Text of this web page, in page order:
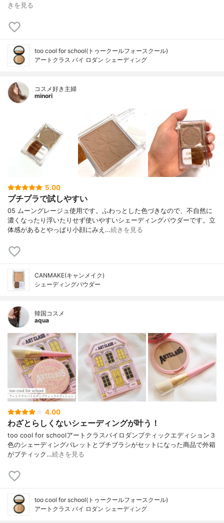
きを見る
too cool for school(トゥークールフォースクール)
アートクラス バイ ロダン シェーディング
コスメ好き主婦
minori
5.00
プチプラで試しやすい
05 ムーングレージュ使用です。ふわっとした色づきなので、不自然に
濃くなったり浮いたりせず使いやすいシェーディングパウダーです。立
体感があるとやっぱり小顔にみえ…続きを見る
CANMAKE(キャンメイク)
シェーディングパウダー
韓国コスメ
aqua
4.00
わざとらしくないシェーディングが叶う！
too cool for schoolアートクラスバイロダンブティックエディション３
色のシェーディングパレットとプチブラシがセットになった商品で外箱
がブティック…続きを見る
too cool for school(トゥークールフォースクール)
アートクラス バイ ロダン シェーディング